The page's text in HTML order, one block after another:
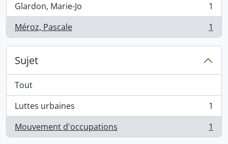
Glardon, Marie-Jo
, 1 résultats
1
Méroz, Pascale
, 1 résultats 1
Sujet
Tout
Luttes urbaines
, 1 résultats
1
Mouvement d'occupations
, 1 résultats 1